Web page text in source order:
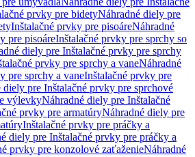
prvky pre bidetyNáhradné diely pre
Inštalačné prvky pre pisoáreNáhradné
pre pisoáreInštalačné prvky pre sprchy so
diely pre Inštalačné prvky pre sprchy
prvky pre sprchy a vaneNáhradné
pre sprchy a vaneInštalačné prvky pre
diely pre Inštalačné prvky pre sprchové
výlevkyNáhradné diely pre Inštalačné
prvky pre armatúryNáhradné diely pre
Inštalačné prvky pre práčky a
diely pre Inštalačné prvky pre práčky a
prvky pre konzolové zaťaženieNáhradné